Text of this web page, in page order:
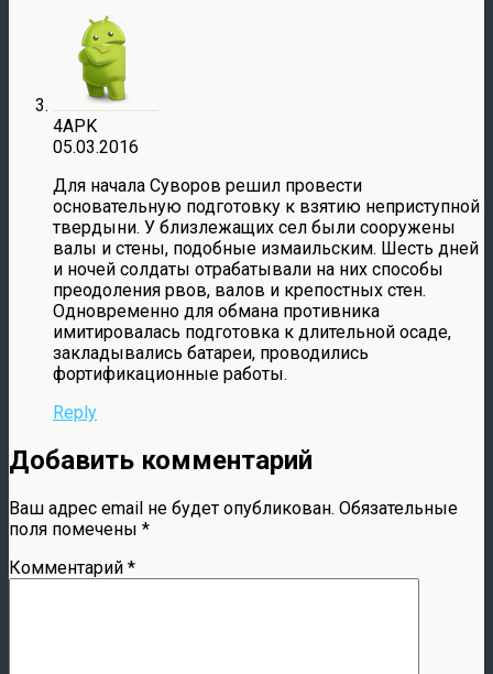
4APK
05.03.2016
Для начала Суворов решил провести
основательную подготовку к взятию неприступной
твердыни. У близлежащих сел были сооружены
валы и стены, подобные измаильским. Шесть дней
и ночей солдаты отрабатывали на них способы
преодоления рвов, валов и крепостных стен.
Одновременно для обмана противника
имитировалась подготовка к длительной осаде,
закладывались батареи, проводились
фортификационные работы.
Reply
Добавить комментарий
Ваш адрес email не будет опубликован. Обязательные
поля помечены *
Комментарий *